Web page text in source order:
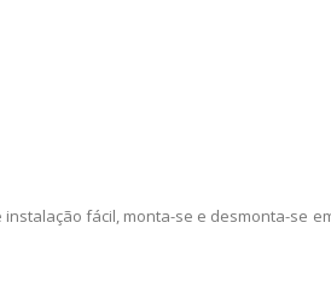
fácil, monta-se e desmonta-se